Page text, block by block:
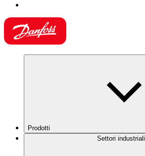
Prodotti
Settori industriali